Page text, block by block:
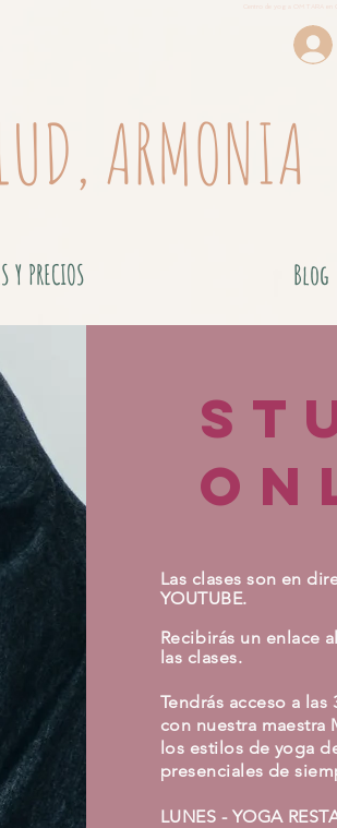
ARMONIA
Y PRECIOS Blog
Las clases son en
YOUTUBE.
Recibirás un enlace
las clases.
Tendrás acceso a las
con nuestra maestra
los estilos de yoga
presenciales de
LUNES - YOGA